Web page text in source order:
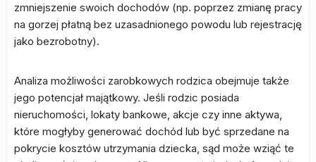
zmniejszenie swoich dochodów (np. poprzez zmianę pracy
na gorzej płatną bez uzasadnionego powodu lub rejestrację
jako bezrobotny).
Analiza możliwości zarobkowych rodzica obejmuje także
jego potencjał majątkowy. Jeśli rodzic posiada
nieruchomości, lokaty bankowe, akcje czy inne aktywa,
które mogłyby generować dochód lub być sprzedane na
pokrycie kosztów utrzymania dziecka, sąd może wziąć te